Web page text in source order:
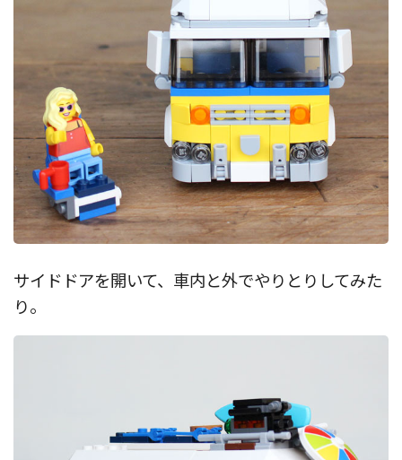
サイドドアを開いて、車内と外でやりとりしてみた
り。